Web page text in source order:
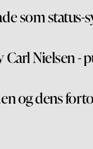
som status-
Carl Nielsen -
og dens